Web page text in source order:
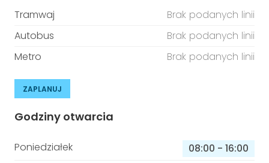
Tramwaj
Brak podanych linii
Autobus
Brak podanych linii
Metro
Brak podanych linii
ZAPLANUJ
Godziny otwarcia
Poniedziałek 08:00 - 16:00